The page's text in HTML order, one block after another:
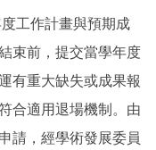
工作計畫與預期成
束前，提交當學年度
有重大缺失或成果報
合適用退場機制。由
請，經學術發展委員